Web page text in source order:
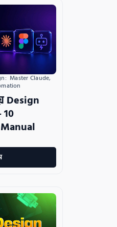
Master Claude,
Design